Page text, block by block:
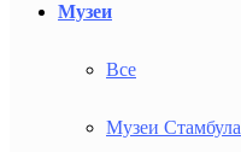
Музеи
Все
Музеи Стамбула